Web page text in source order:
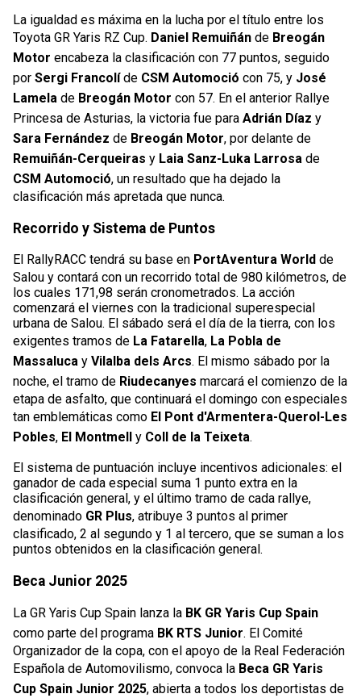
La igualdad es máxima en la lucha por el título entre los
Toyota GR Yaris RZ Cup. Daniel Remuiñán de Breogán
Motor encabeza la clasificación con 77 puntos, seguido
por Sergi Francolíde CSM Automoció con 75, y José
Lamela de Breogán Motor con 57. En el anterior Rallye
Princesa de Asturias, la victoria fue para Adrián Díaz y
Sara Fernández de Breogán Motor, por delante de
Remuiñán-Cerqueiras y Laia Sanz-Luka Larrosa de
CSM Automoció, un resultado que ha dejado la
clasificación más apretada que nunca.
Recorrido y Sistema de Puntos
El RallyRACC tendrá su base en PortAventura World de
Salou y contará con un recorrido total de 980 kilómetros, de
los cuales 171,98 serán cronometrados. La acción
comenzará el viernes con la tradicional superespecial
urbana de Salou. El sábado será el día de la tierra, con los
exigentes tramos de La Fatarella, La Pobla de
Massaluca y Vilalba dels Arcs. El mismo sábado por la
noche, el tramo de Riudecanyes marcará el comienzo de la
etapa de asfalto, que continuará el domingo con especiales
tan emblemáticas como El Pont d'Armentera-Querol-Les
Pobles, El Montmell y Coll de la Teixeta.
El sistema de puntuación incluye incentivos adicionales: el
ganador de cada especial suma 1 punto extra en la
clasificación general, y el último tramo de cada rallye,
denominado GR Plus, atribuye 3 puntos al primer
clasificado, 2 al segundo y 1 al tercero, que se suman a los
puntos obtenidos en la clasificación general.
Beca Junior 2025
La GR Yaris Cup Spain lanza la BK GR Yaris Cup Spain
como parte del programa BK RTS Junior. El Comité
Organizador de la copa, con el apoyo de la Real Federación
Española de Automovilismo, convoca la Beca GR Yaris
Cup Spain Junior 2025, abierta a todos los deportistas de